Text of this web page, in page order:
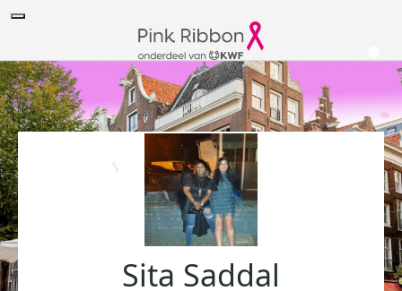
Sita Saddal